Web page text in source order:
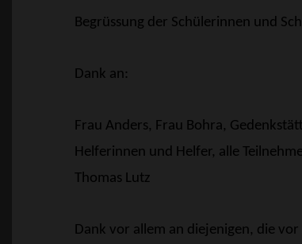
Begrüssung der Schülerinnen und
Dank an:
Frau Anders, Frau Bohra,
Helferinnen und Helfer, alle
Thomas Lutz
Dank vor allem an diejenigen, die